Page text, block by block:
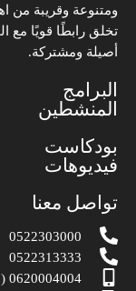
ومتنوعة وقريبة من
تخلق رابطًا قويًا مع
أصيلة ومشتركة.
البرامج
المنشطين
بودكاست
فيديوهات
تواصل معنا
0522303000
0522313333
0620004004 (واتساب)